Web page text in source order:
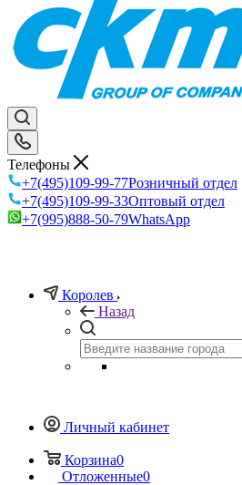
Телефоны
+7(495)109-99-77Розничный отдел
+7(495)109-99-33Оптовый отдел
+7(995)888-50-79WhatsApp
Королев
Назад
Личный кабинет
Корзина0
Отложенные0